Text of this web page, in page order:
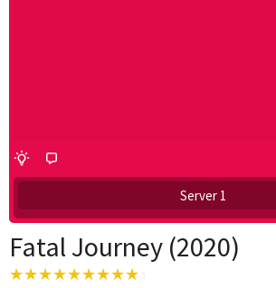
Server 1
Fatal Journey (2020)